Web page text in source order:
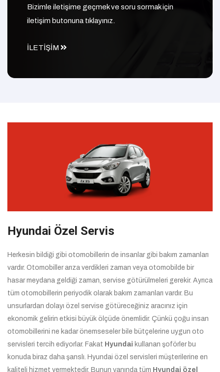
Bizimle iletişime geçmek ve soru sormak için
iletişim butonuna tıklayınız.
İLETİŞİM
Hyundai Özel Servis
Herkesin bildiği gibi otomobillerin de insanlar gibi bakım zamanları
vardır. Otomobiller arıza verdikleri zaman veya otomobilde bir
hasar meydana geldiği zaman, servise götürülmeleri gerekir. Ayrıca
tüm otomobillerin periyodik olarak bakım zamanları vardır. Bu
unsurlardan dolayı özel servise götüreceğiniz aracınız için
ekonomik gelirin etkisi büyük ölçüde önemlidir. Çünkü çoğu insan
otomobillerini ne kadar önemseseler bile bütçelerine uygun oto
servisleri tercih ediyorlar. Fakat Hyundai kullanan şoförler bu
konuda biraz daha şanslı. Hyundai özel servisleri müşterilerine en
kaliteli hizmet vermektedir. Bunun yanında tüm Hyundai özel